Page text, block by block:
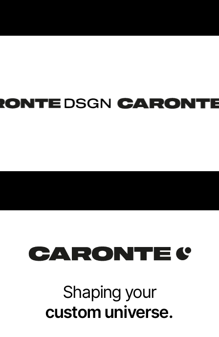
Shaping your
custom universe.